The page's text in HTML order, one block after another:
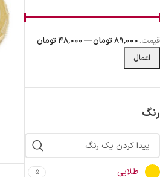
اعمال
قیمت: 89,000 تومان —48,000 تومان
رنگ
طلایی 5